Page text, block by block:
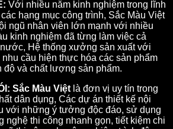
Với nhiều năm kinh nghiệm trong lĩnh
hạng mục công trình, Sắc Màu Việt
ngũ nhân viên lớn mạnh với nhiều
kinh nghiệm đã từng làm việc cả
Hệ thống xưởng sản xuất với
cầu hiện thực hóa các sản phẩm
độ và chất lượng sản phẩm.
Sắc Màu Việt là đơn vị uy tín trong
dân dụng, Các dự án thiết kế nội
với những ý tưởng độc đáo, sử dụng
nghệ thi công nhanh gọn, tiết kiệm chi